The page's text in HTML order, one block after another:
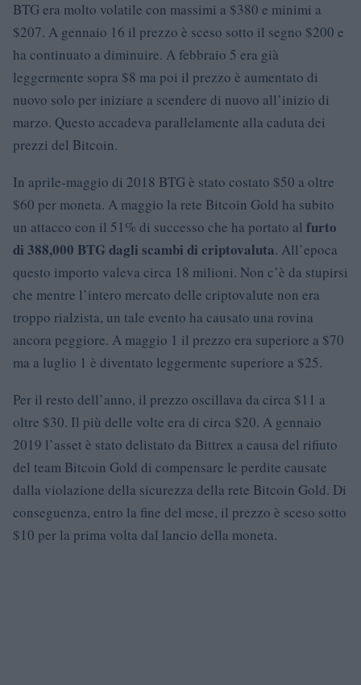
BTG era molto volatile con massimi a $380 e minimi a
$207. A gennaio 16 il prezzo è sceso sotto il segno $200 e
ha continuato a diminuire. A febbraio 5 era già
leggermente sopra $8 ma poi il prezzo è aumentato di
nuovo solo per iniziare a scendere di nuovo all’inizio di
marzo. Questo accadeva parallelamente alla caduta dei
prezzi del Bitcoin.
In aprile-maggio di 2018 BTG è stato costato $50 a oltre
$60 per moneta. A maggio la rete Bitcoin Gold ha subito
un attacco con il 51% di successo che ha portato al furto
di 388,000 BTG dagli scambi di criptovaluta. All’epoca
questo importo valeva circa 18 milioni. Non c’è da stupirsi
che mentre l’intero mercato delle criptovalute non era
troppo rialzista, un tale evento ha causato una rovina
ancora peggiore. A maggio 1 il prezzo era superiore a $70
ma a luglio 1 è diventato leggermente superiore a $25.
Per il resto dell’anno, il prezzo oscillava da circa $11 a
oltre $30. Il più delle volte era di circa $20. A gennaio
2019 l’asset è stato delistato da Bittrex a causa del rifiuto
del team Bitcoin Gold di compensare le perdite causate
dalla violazione della sicurezza della rete Bitcoin Gold. Di
conseguenza, entro la fine del mese, il prezzo è sceso sotto
$10 per la prima volta dal lancio della moneta.